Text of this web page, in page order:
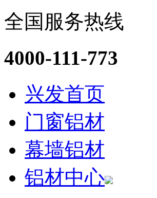
全国服务热线
4000-111-773
兴发首页
门窗铝材
幕墙铝材
铝材中心